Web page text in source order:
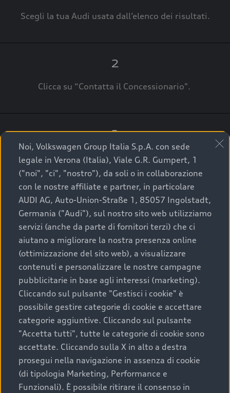
Scegli la tua Audi usata dall’elenco dei risultati.
2
Clicca su “Contatta il Concessionario".
3
A breve verrai ricontattato dal Customer Care
Audi Center o direttamente dal Concessionario
che ti supporterà per finalizzare la tua richiesta.
La qualità di acquistare
un’auto usata Audi
Scegliere un’auto usata è una decisione che coniuga
convenienza, affidabilità e sostenibilità. Per fare un
acquisto sicuro, è essenziale considerare aspetti
determinanti come la garanzia inclusa e l’affidabilità del
marchio. Audi offre l’auto usata perfetta tramite Audi
Prima Scelta :plus
Noi, Volkswagen Group Italia S.p.A. con sede
legale in Verona (Italia), Viale G.R. Gumpert, 1
("noi", "ci", "nostro"), da soli o in collaborazione
con le nostre affiliate e partner, in particolare
AUDI AG, Auto-Union-Straße 1, 85057 Ingolstadt,
Germania ("Audi"), sul nostro sito web utilizziamo
servizi (anche da parte di fornitori terzi) che ci
aiutano a migliorare la nostra presenza online
(ottimizzazione del sito web), a visualizzare
contenuti e personalizzare le nostre campagne
pubblicitarie in base agli interessi (marketing).
Cliccando sul pulsante "Gestisci i cookie" è
possibile gestire categorie di cookie e accettare
categorie aggiuntive. Cliccando sul pulsante
"Accetta tutti", tutte le categorie di cookie sono
accettate. Cliccando sulla X in alto a destra
prosegui nella navigazione in assenza di cookie
(di tipologia Marketing, Performance e
Funzionali). È possibile ritirare il consenso in